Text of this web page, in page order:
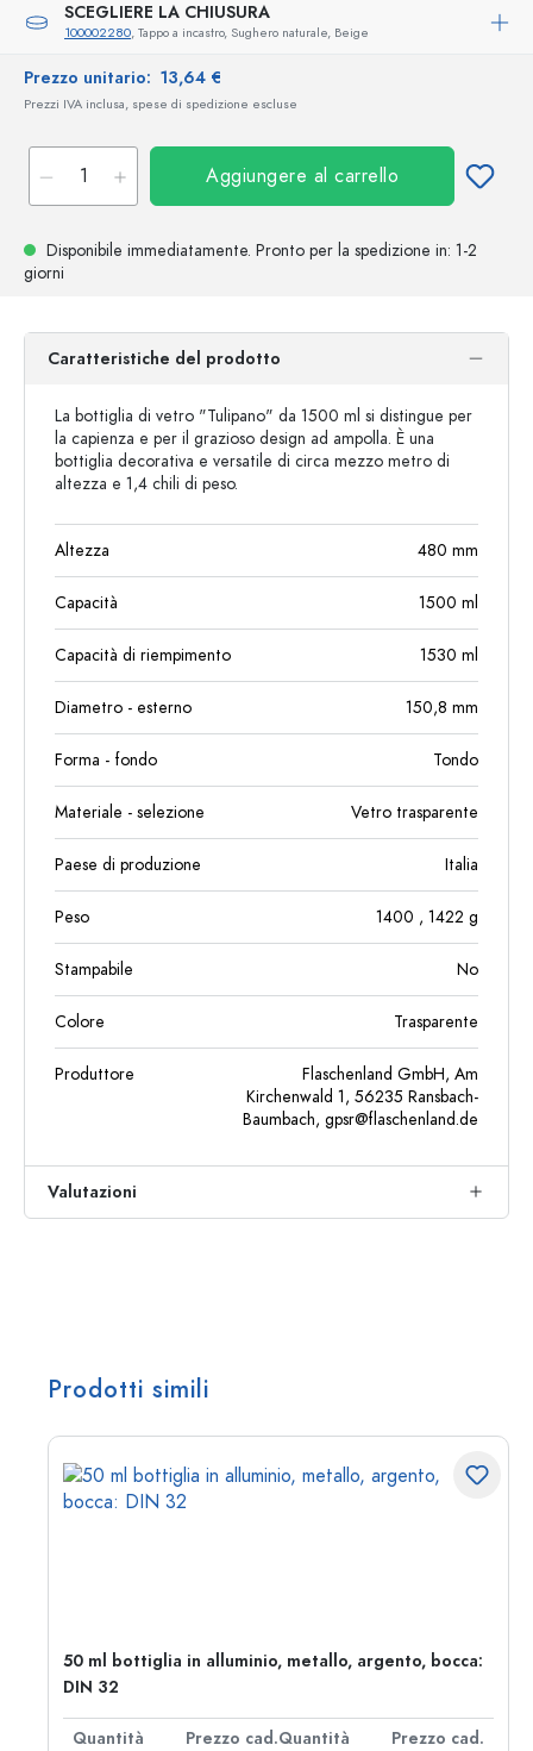
SCEGLIERE LA CHIUSURA
100002280, Tappo a incastro, Sughero naturale, Beige
Prezzo unitario: 13,64 €
Prezzi IVA inclusa, spese di spedizione escluse
Aggiungere al carrello
Disponibile immediatamente. Pronto per la spedizione in: 1-2
giorni
Caratteristiche del prodotto
La bottiglia di vetro "Tulipano" da 1500 ml si distingue per
la capienza e per il grazioso design ad ampolla. È una
bottiglia decorativa e versatile di circa mezzo metro di
altezza e 1,4 chili di peso.
Altezza 480 mm
Capacità 1500 ml
Capacità di riempimento 1530 ml
Diametro - esterno 150,8 mm
Forma - fondo Tondo
Materiale - selezione Vetro trasparente
Paese di produzione Italia
Peso 1400 , 1422 g
Stampabile No
Colore Trasparente
Produttore
Flaschenland GmbH, Am
Kirchenwald 1, 56235 Ransbach-
Baumbach, gpsr@flaschenland.de
Valutazioni
Prodotti simili
50 ml bottiglia in alluminio, metallo, argento, bocca:
DIN 32
Quantità Prezzo cad.Quantità
Prezzo cad.